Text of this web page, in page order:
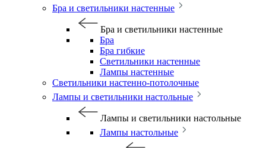
Бра и светильники настенные
Бра и светильники настенные
Бра
Бра гибкие
Светильники настенные
Лампы настенные
Светильники настенно-потолочные
Лампы и светильники настольные
Лампы и светильники настольные
Лампы настольные